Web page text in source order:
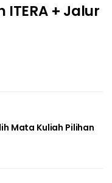
+ Jalur
Mata Kuliah Pilihan